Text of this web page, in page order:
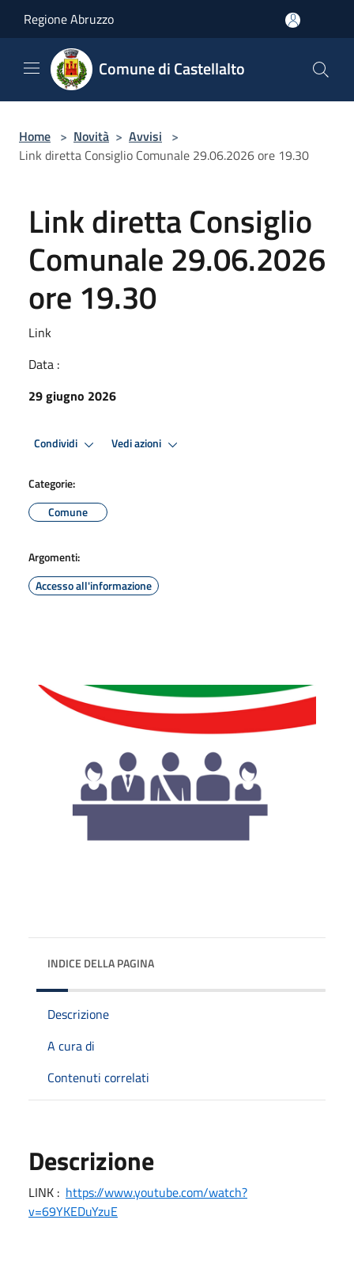
Regione Abruzzo
Comune di Castellalto
Home > Novità > Avvisi >
Link diretta Consiglio Comunale 29.06.2026 ore 19.30
Link diretta Consiglio
Comunale 29.06.2026
ore 19.30
Link
Data :
29 giugno 2026
Condividi Vedi azioni
Categorie:
Comune
Argomenti:
Accesso all'informazione
INDICE DELLA PAGINA
Descrizione
A cura di
Contenuti correlati
Descrizione
LINK : https://www.youtube.com/watch?
v=69YKEDuYzuE